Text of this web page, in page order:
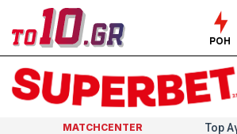
ΡΟΗ
MATCHCENTER